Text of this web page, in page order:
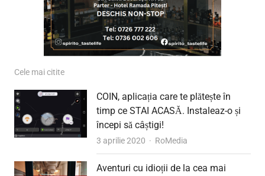
Cele mai citite
COIN, aplicația care te plătește în
timp ce STAI ACASĂ. Instaleaz-o și
începi să câștigi!
3 aprilie 2020 Author
RoMedia
Aventuri cu idioții de la cea mai